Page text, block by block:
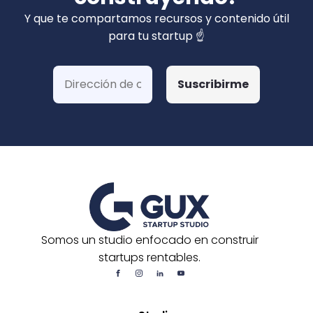
privados). Hemos ganado más de 15 fondos
de Corfo y 3 Startups Chile, además de otras
postulaciones o convocatorias.
Y que te compartamos recursos y contenido útil
para tu startup ☝️
Somos un studio enfocado en construir
startups rentables.